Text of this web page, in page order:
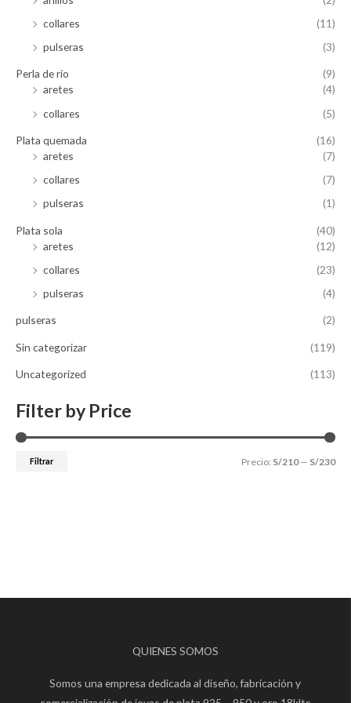
collares
(11)
pulseras
(3)
Perla de rio
(9)
aretes
(4)
collares
(5)
Plata quemada
(16)
aretes
(7)
collares
(7)
pulseras
(1)
Plata sola
(40)
aretes
(12)
collares
(23)
pulseras
(4)
pulseras (2)
Sin categorizar (119)
Uncategorized (113)
Filter by Price
Filtrar Precio: S/210— S/230
QUIENES SOMOS
Somos una empresa dedicada al diseño, fabricación y